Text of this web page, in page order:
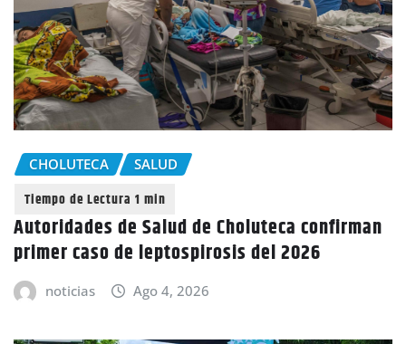
CHOLUTECA SALUD
Autoridades de Salud de Choluteca confirman
primer caso de leptospirosis del 2026
noticias Ago 4, 2026